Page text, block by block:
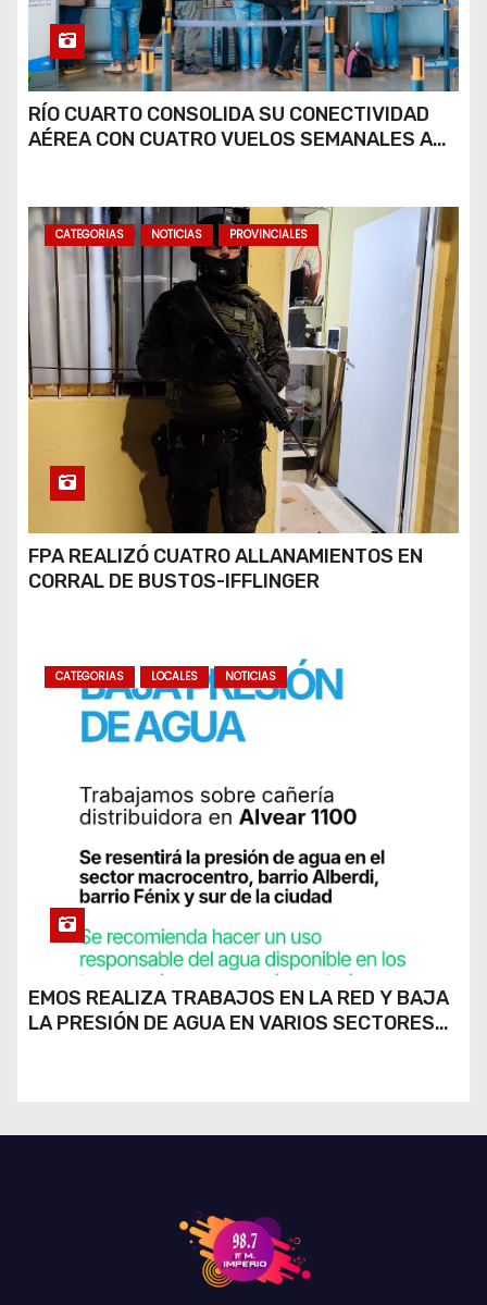
RÍO CUARTO CONSOLIDA SU CONECTIVIDAD
AÉREA CON CUATRO VUELOS SEMANALES A
CATEGORIAS NOTICIAS PROVINCIALES
FPA REALIZÓ CUATRO ALLANAMIENTOS EN
CORRAL DE BUSTOS-IFFLINGER
CATEGORIAS LOCALES NOTICIAS
EMOS REALIZA TRABAJOS EN LA RED Y BAJA
LA PRESIÓN DE AGUA EN VARIOS SECTORES